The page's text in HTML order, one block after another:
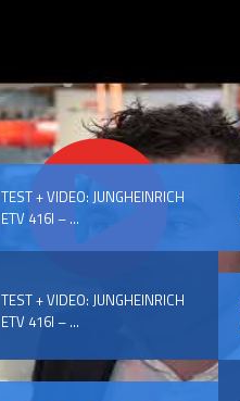
TEST + VIDEO: JUNGHEINRICH
ETV 416I – ...
TEST + VIDEO: JUNGHEINRICH
ETV 416I – ...